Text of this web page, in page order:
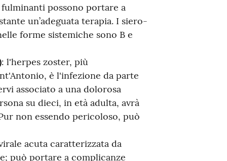
possono portare a
un’adeguata terapia. I siero-
forme sistemiche sono B e
: l'herpes zoster, più
è l'infezione da parte
associato a una dolorosa
su dieci, in età adulta, avrà
non essendo pericoloso, può
acuta caratterizzata da
può portare a complicanze